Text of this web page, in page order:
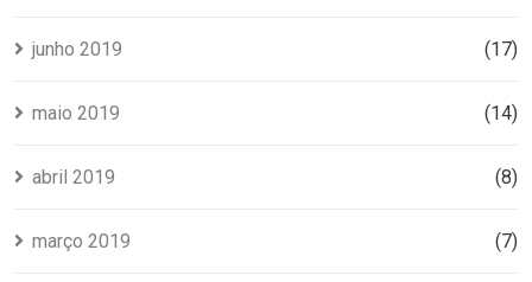
junho 2019 (17)
maio 2019 (14)
abril 2019 (8)
março 2019 (7)